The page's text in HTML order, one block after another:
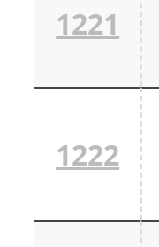
1221
1222